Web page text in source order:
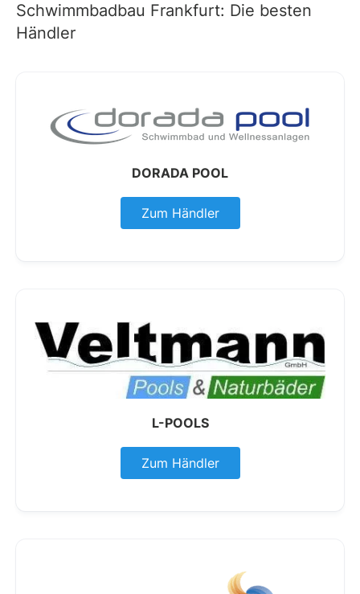
Schwimmbadbau Frankfurt: Die besten
Händler
DORADA POOL
Zum Händler
L-POOLS
Zum Händler